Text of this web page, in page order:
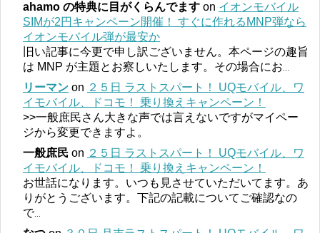
ahamo の特典に目がくらんでます on イオンモバイル
SIMが2円キャンペーン開催！ すぐに作れるMNP弾なら
イオンモバイル弾が最安か
旧い記事に今更で申し訳ございません。本ページの趣旨
は MNP が主題とお察しいたします。その場合にお
リーマン on ２５日 ラストスパート！ UQモバイル、ワ
イモバイル、ドコモ！ 乗り換えキャンペーン！
>>一般庶民さん大きな声では言えないですがマイペー
ジから変更できますよ。
一般庶民 on ２５日 ラストスパート！ UQモバイル、ワ
イモバイル、ドコモ！ 乗り換えキャンペーン！
お世話になります。いつも見させていただいてます。あ
りがとうございます。下記の記載についてご確認なの
で...